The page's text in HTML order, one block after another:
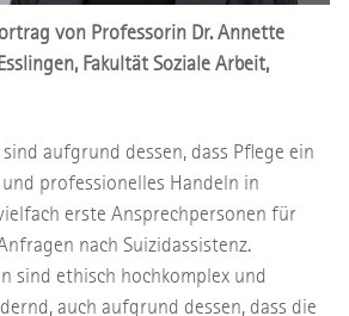
von Professorin Dr. Annette
Fakultät Soziale Arbeit,
aufgrund dessen, dass Pflege ein
professionelles Handeln in
erste Ansprechpersonen für
nach Suizidassistenz.
sind ethisch hochkomplex und
auch aufgrund dessen, dass die